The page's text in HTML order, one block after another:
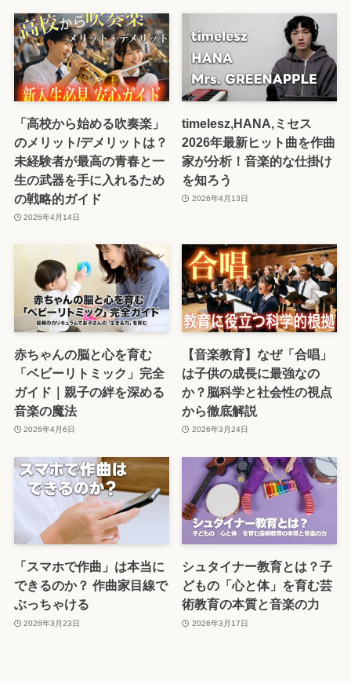
「高校から始める吹奏楽」
のメリット/デメリットは？
未経験者が最高の青春と一
生の武器を手に入れるため
の戦略的ガイド
2026年4月14日
timelesz,HANA,ミセス
2026年最新ヒット曲を作曲
家が分析！音楽的な仕掛け
を知ろう
2026年4月13日
赤ちゃんの脳と心を育む
「ベビーリトミック」完全
ガイド｜親子の絆を深める
音楽の魔法
2026年4月6日
【音楽教育】なぜ「合唱」
は子供の成長に最強なの
か？脳科学と社会性の視点
から徹底解説
2026年3月24日
「スマホで作曲」は本当に
できるのか？ 作曲家目線で
ぶっちゃける
2026年3月23日
シュタイナー教育とは？子
どもの「心と体」を育む芸
術教育の本質と音楽の力
2026年3月17日